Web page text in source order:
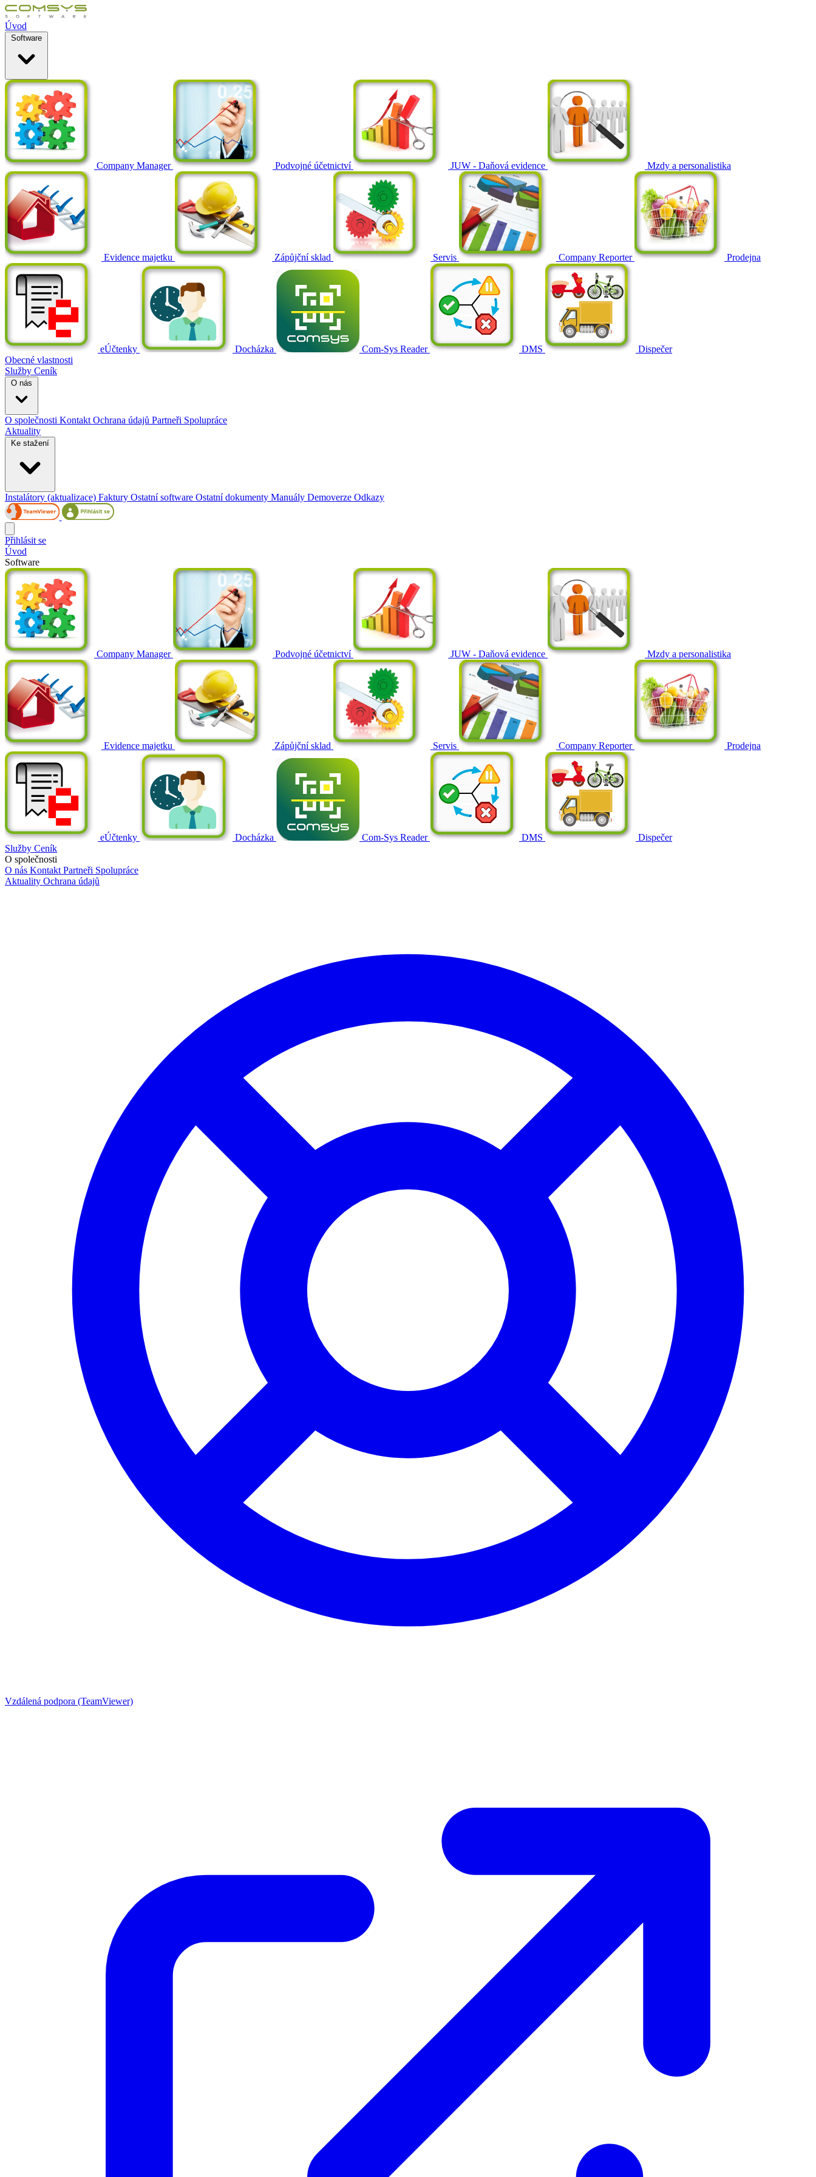
Úvod
Software
Company Manager Podvojné účetnictví JUW - Daňová evidence Mzdy a personalistika
Evidence majetku Zápůjční sklad Servis Company Reporter Prodejna
eÚčtenky Docházka Com-Sys Reader DMS
Dispečer
Obecné vlastnosti
Služby Ceník
O nás
O společnosti Kontakt Ochrana údajů Partneři Spolupráce
Aktuality
Ke stažení
Instalátory (aktualizace) Faktury Ostatní software Ostatní dokumenty Manuály Demoverze Odkazy
Přihlásit se
Úvod
Software
Company Manager Podvojné účetnictví JUW - Daňová evidence Mzdy a personalistika
Evidence majetku Zápůjční sklad Servis Company Reporter Prodejna
eÚčtenky Docházka Com-Sys Reader DMS
Dispečer
Služby Ceník
O společnosti
O nás Kontakt Partneři Spolupráce
Aktuality Ochrana údajů
Vzdálená podpora (TeamViewer)